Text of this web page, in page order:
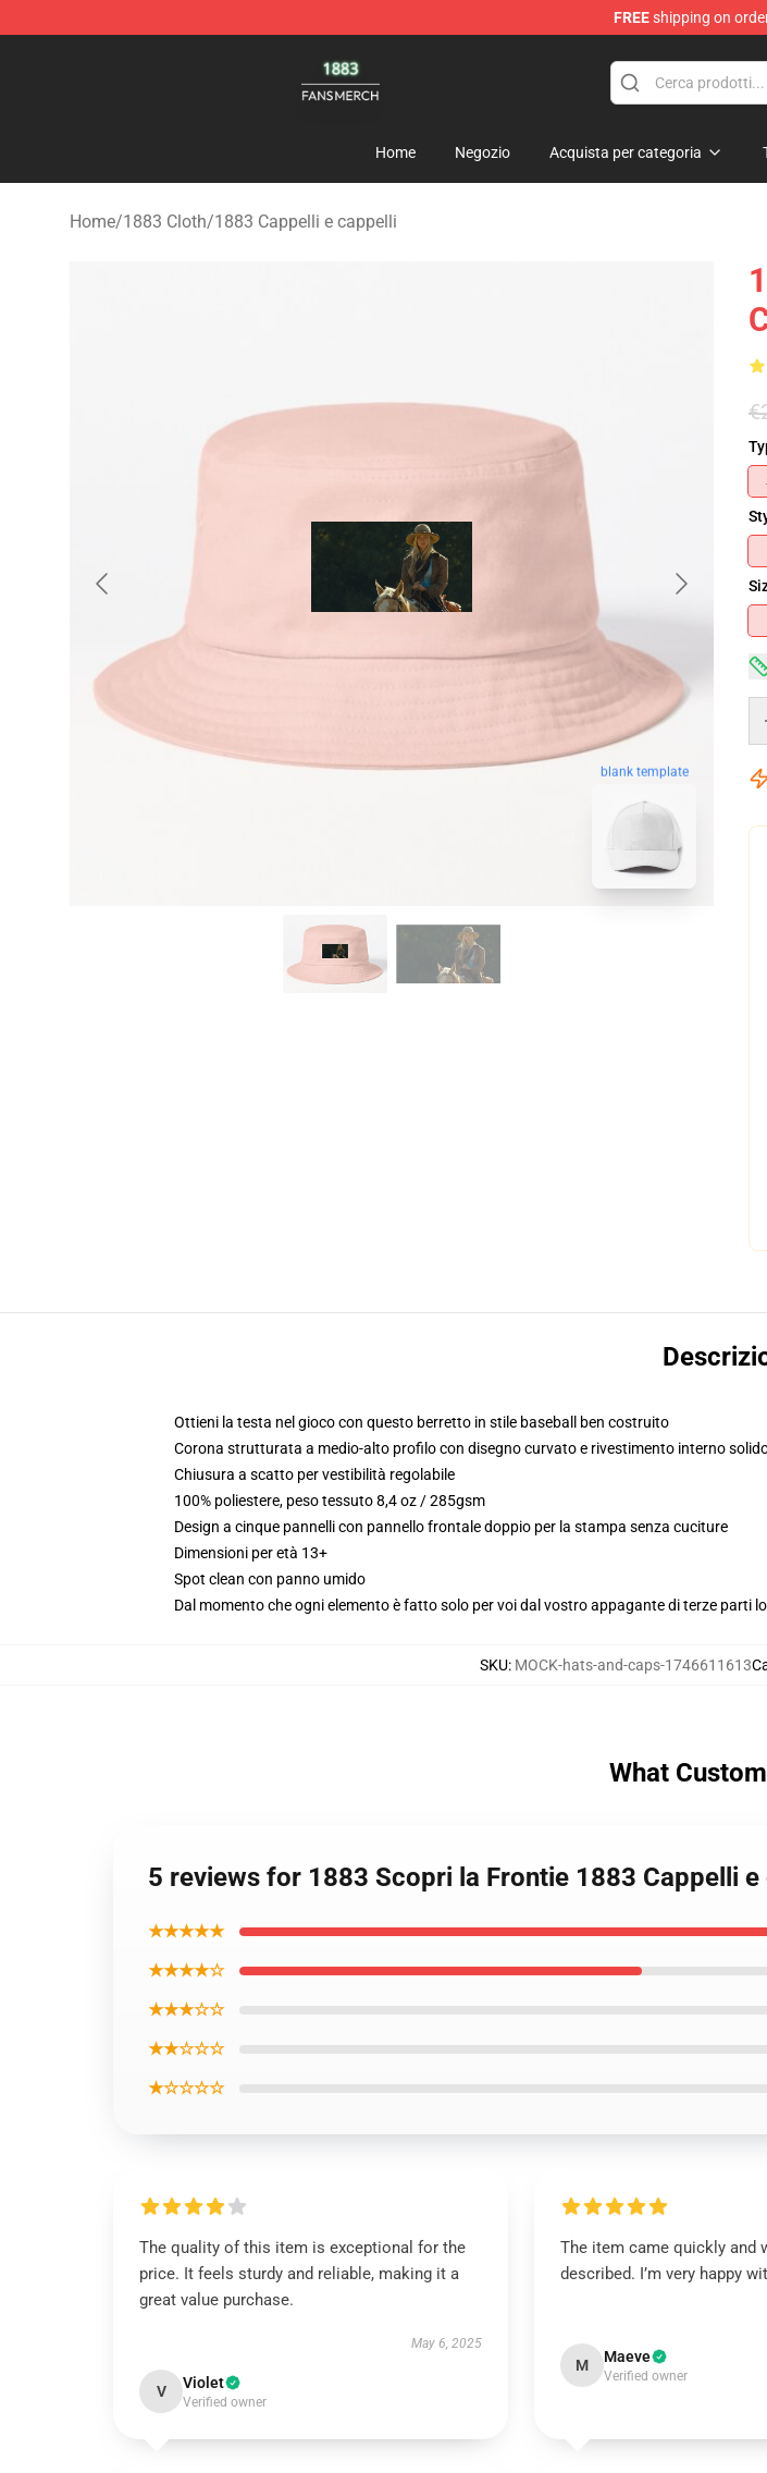
FREEshipping on
Home Negozio Acquista per categoria
Home/1883 Cloth/1883 Cappelli e cappelli
blank template
Ottieni la testa nel gioco con questo berretto in stile baseball ben costruito
Corona strutturata a medio-alto profilo con disegno curvato e rivestimento interno
Chiusura a scatto per vestibilità regolabile
100% poliestere, peso tessuto 8,4 oz / 285gsm
Design a cinque pannelli con pannello frontale doppio per la stampa senza cuciture
Dimensioni per età 13+
Spot clean con panno umido
Dal momento che ogni elemento è fatto solo per voi dal vostro appagante di terze parti
SKU: MOCK-hats-and-caps-1746611613
What
5 reviews for 1883 Scopri la Frontie 1883 Cappelli
★★★★★
★★★★☆
★★★☆☆
★★☆☆☆
★☆☆☆☆
The quality of this item is exceptional for the
price. It feels sturdy and reliable, making it a
great value purchase.
May 6, 2025
V Violet
Verified owner
The item came quickly and
described. I’m very happy
M Maeve
Verified owner